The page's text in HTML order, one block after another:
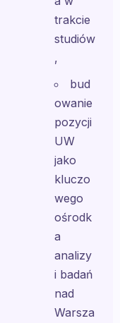
trakcie
studiów
,
bud
owanie
pozycji
UW
jako
kluczo
wego
ośrodk
a
analizy
i badań
nad
Warsza